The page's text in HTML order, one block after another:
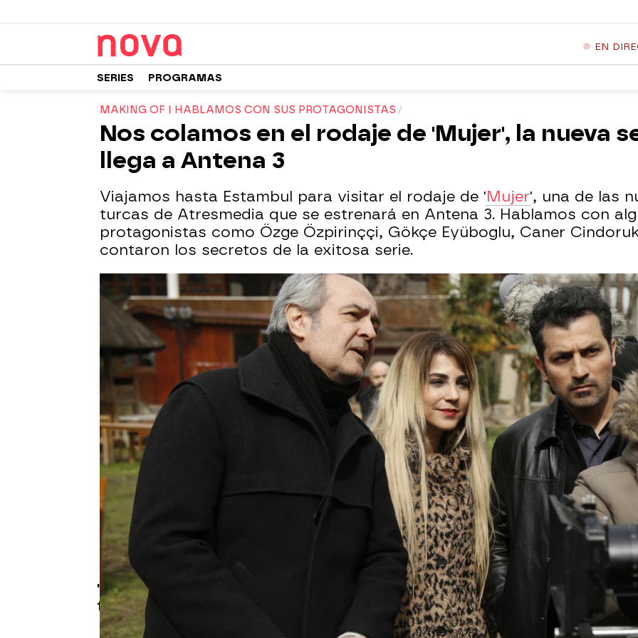
EN
SERIES PROGRAMAS
MAKING OF I HABLAMOS CON SUS PROTAGONISTAS
Nos colamos en el rodaje de 'Mujer', la nueva
llega a Antena 3
Viajamos hasta Estambul para visitar el rodaje de 'Mujer', una de las
turcas de Atresmedia que se estrenará en Antena 3. Hablamos con
protagonistas como Özge Özpirinççi, Gökçe Eyüboglu, Caner
contaron los secretos de la exitosa serie.
Nova
Publicado: 30 de mayo de 2019, 11:03
WhatsappFacebook
X
'Mujer', 'Hercai', 'Amor prohibido'... Las 7 exitosas series
turcas que llegarán a Atresmedia TV